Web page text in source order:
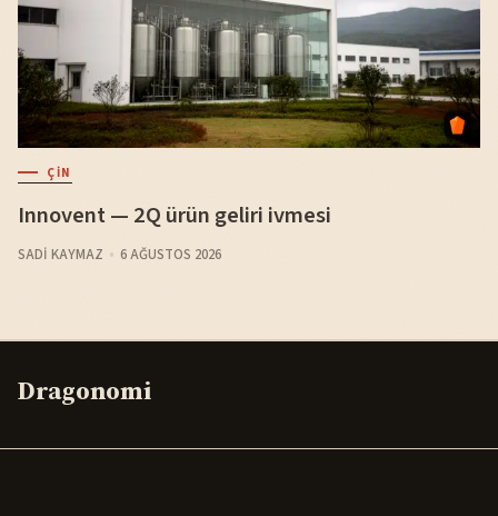
ÇIN
Innovent — 2Q ürün geliri ivmesi
SADI KAYMAZ 6 AĞUSTOS 2026
Dragonomi